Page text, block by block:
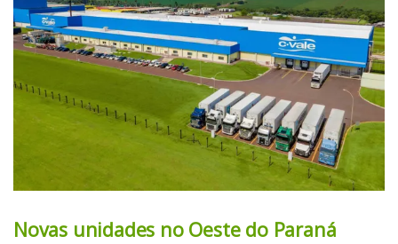
Novas unidades no Oeste do Paraná